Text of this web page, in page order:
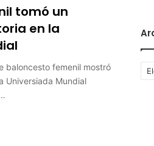
tomó un
en la
baloncesto femenil mostró
Universiada Mundial